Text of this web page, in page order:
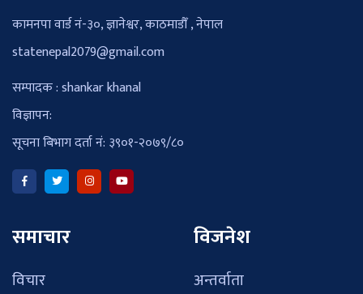
कामनपा वार्ड नं-३०, ज्ञानेश्वर, काठमाडौँ , नेपाल
statenepal2079@gmail.com
सम्पादक : shankar khanal
विज्ञापन:
सूचना बिभाग दर्ता नं: ३९०१-२०७९/८०
समाचार
विचार
विजनेश
अन्तर्वाता